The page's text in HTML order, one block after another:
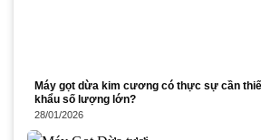
Máy gọt dừa kim cương có thực sự cần
khẩu số lượng lớn?
28/01/2026